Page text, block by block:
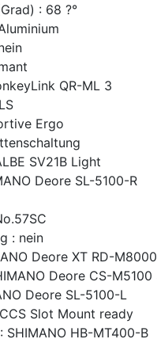
: 68 ?°
QR-ML 3
Ergo
SV21B Light
Deore SL-5100-R
: nein
Deore XT RD-
Deore CS-
Deore SL-5100-L
Slot Mount ready
SHIMANO HB-MT400-B